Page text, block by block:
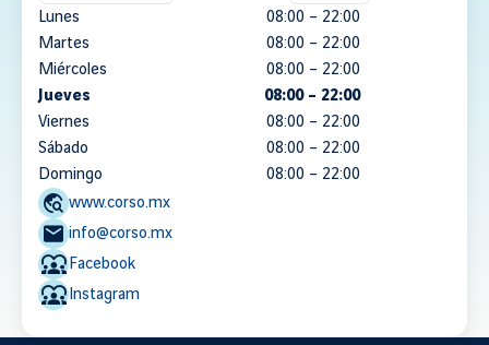
Lunes
08:00 – 22:00
Martes
08:00 – 22:00
Miércoles
08:00 – 22:00
Jueves
08:00 – 22:00
Viernes
08:00 – 22:00
Sábado
08:00 – 22:00
Domingo
08:00 – 22:00
MEDIOS DE CONTACTO
www.corso.mx
info@corso.mx
Facebook
Instagram